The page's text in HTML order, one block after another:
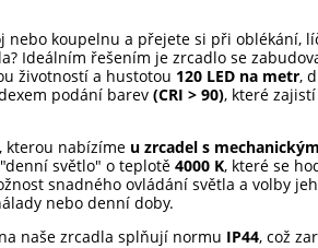
nebo koupelnu a přejete si při oblékání,
Ideálním řešením je zrcadlo se
životností a hustotou 120 LED na metr,
podání barev (CRI > 90), které
kterou nabízíme u zrcadel s
světlo" o teplotě 4000 K, které se
snadného ovládání světla a volby
nebo denní doby.
naše zrcadla splňují normu IP44, což